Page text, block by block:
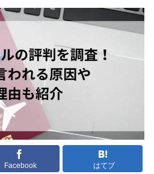
Facebook はてブ